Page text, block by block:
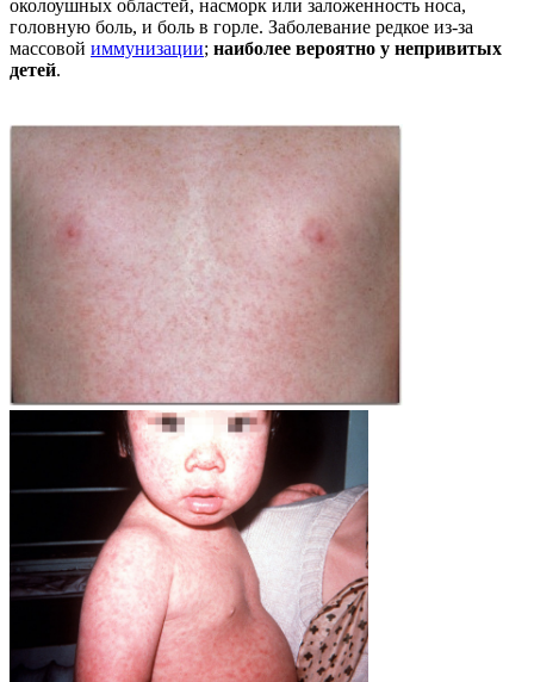
околоушных областей, насморк или заложенность носа,
головную боль, и боль в горле. Заболевание редкое из-за
массовой иммунизации; наиболее вероятно у непривитых
детей.